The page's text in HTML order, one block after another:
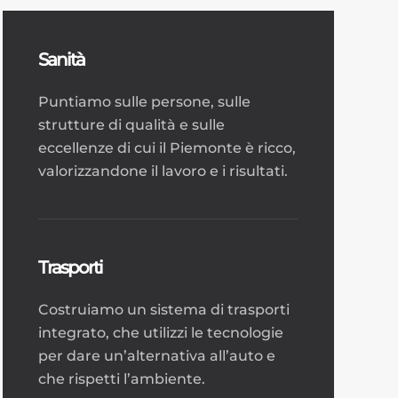
Sanità
Puntiamo sulle persone, sulle
strutture di qualità e sulle
eccellenze di cui il Piemonte è ricco,
valorizzandone il lavoro e i risultati.
Trasporti
Costruiamo un sistema di trasporti
integrato, che utilizzi le tecnologie
per dare un’alternativa all’auto e
che rispetti l’ambiente.